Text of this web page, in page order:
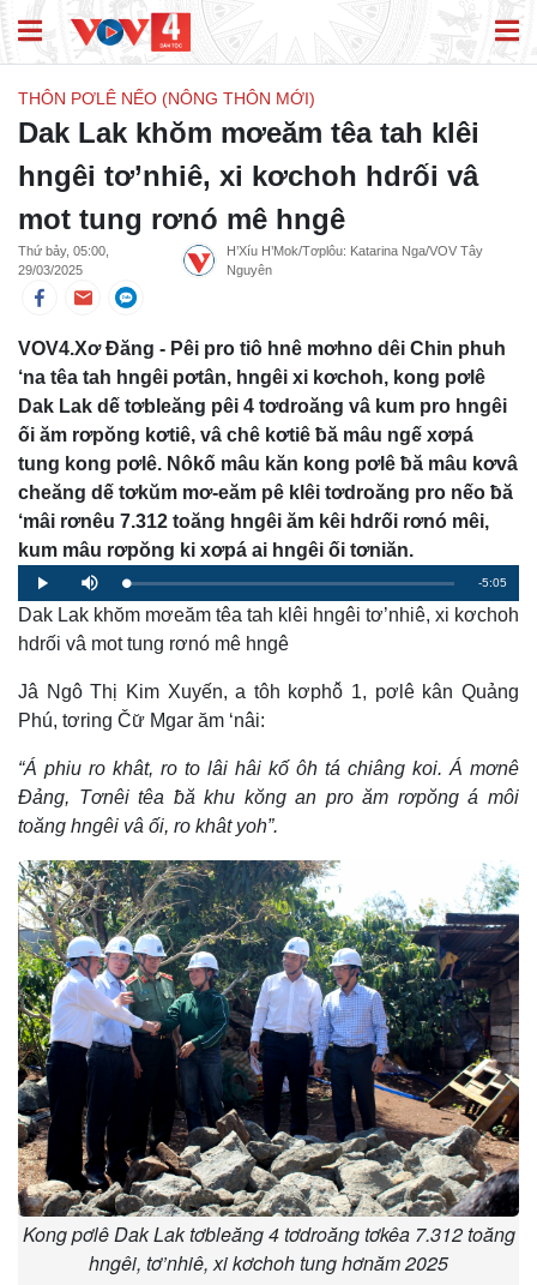
THÔN PƠLÊ NẾO (NÔNG THÔN MỚI)
Dak Lak khŏm mơeăm têa tah klêi
hngêi tơ’nhiê, xi kơchoh hdrối vâ
mot tung rơnó mê hngê
Thứ bảy, 05:00,
29/03/2025
H’Xíu H’Mok/Tơplôu: Katarina Nga/VOV Tây
Nguyên
VOV4.Xơ Đăng - Pêi pro tiô hnê mơhno dêi Chin phuh
‘na têa tah hngêi pơtân, hngêi xi kơchoh, kong pơlê
Dak Lak dế tơbleăng pêi 4 tơdroăng vâ kum pro hngêi
ối ăm rơpŏng kơtiê, vâ chê kơtiê ƀă mâu ngế xơpá
tung kong pơlê. Nôkố mâu kăn kong pơlê ƀă mâu kơvâ
cheăng dế tơkŭm mơ-eăm pê klêi tơdroăng pro nếo ƀă
‘mâi rơnêu 7.312 toăng hngêi ăm kêi hdrối rơnó mêi,
kum mâu rơpŏng ki xơpá ai hngêi ối tơniăn.
Play Mute Loaded:
0%
Progress:
0%
Remaining
Time
-5:05
Dak Lak khŏm mơeăm têa tah klêi hngêi tơ’nhiê, xi kơchoh
hdrối vâ mot tung rơnó mê hngê
Jâ Ngô Thị Kim Xuyến, a tôh kơphô̆ 1, pơlê kân Quảng
Phú, tơring Čư̆ Mgar ăm ‘nâi:
“Á phiu ro khât, ro to lâi hâi kố ôh tá chiâng koi. Á mơnê
Đảng, Tơnêi têa ƀă khu kŏng an pro ăm rơpŏng á môi
toăng hngêi vâ ối, ro khât yoh”.
Kong pơlê Dak Lak tơbleăng 4 tơdroăng tơkêa 7.312 toăng
hngêi, tơ’nhiê, xi kơchoh tung hơnăm 2025